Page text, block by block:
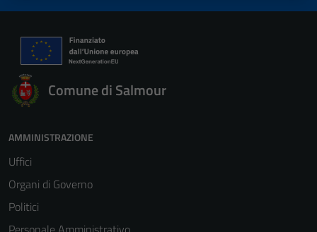
Comune di Salmour
AMMINISTRAZIONE
Uffici
Organi di Governo
Politici